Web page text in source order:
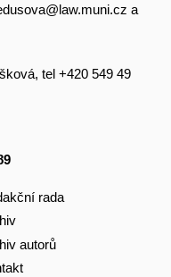
a
tel +420 549 49
rada
autorů